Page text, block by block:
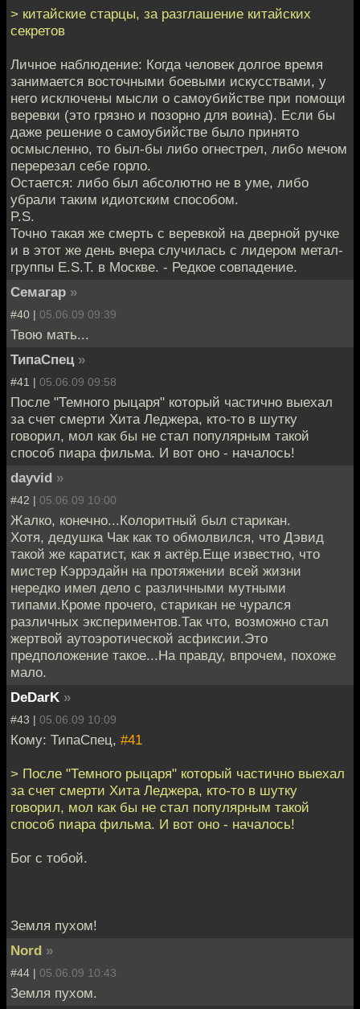
> китайские старцы, за разглашение китайских
секретов
Личное наблюдение: Когда человек долгое время
занимается восточными боевыми искусствами, у
него исключены мысли о самоубийстве при помощи
веревки (это грязно и позорно для воина). Если бы
даже решение о самоубийстве было принято
осмысленно, то был-бы либо огнестрел, либо мечом
перерезал себе горло.
Остается: либо был абсолютно не в уме, либо
убрали таким идиотским способом.
P.S.
Точно такая же смерть с веревкой на дверной ручке
и в этот же день вчера случилась с лидером метал-
группы E.S.T. в Москве. - Редкое совпадение.
Семагар »
#40 | 05.06.09 09:39
Твою мать...
ТипаСпец »
#41 | 05.06.09 09:58
После "Темного рыцаря" который частично выехал
за счет смерти Хита Леджера, кто-то в шутку
говорил, мол как бы не стал популярным такой
способ пиара фильма. И вот оно - началось!
dayvid »
#42 | 05.06.09 10:00
Жалко, конечно...Колоритный был старикан.
Хотя, дедушка Чак как то обмолвился, что Дэвид
такой же каратист, как я актёр.Еще известно, что
мистер Кэррэдайн на протяжении всей жизни
нередко имел дело с различными мутными
типами.Кроме прочего, старикан не чурался
различных экспериментов.Так что, возможно стал
жертвой аутоэротической асфиксии.Это
предположение такое...На правду, впрочем, похоже
мало.
DeDarK »
#43 | 05.06.09 10:09
Кому: ТипаСпец, #41
> После "Темного рыцаря" который частично выехал
за счет смерти Хита Леджера, кто-то в шутку
говорил, мол как бы не стал популярным такой
способ пиара фильма. И вот оно - началось!
Бог с тобой.
Земля пухом!
Nord »
#44 | 05.06.09 10:43
Земля пухом.